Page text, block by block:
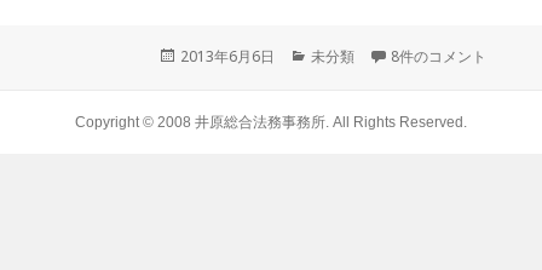
投
2013年6月6日
カ
リ
未分類 8件のコメント
Copyright © 2008 井原総合法務事務所. All Rights Reserved.